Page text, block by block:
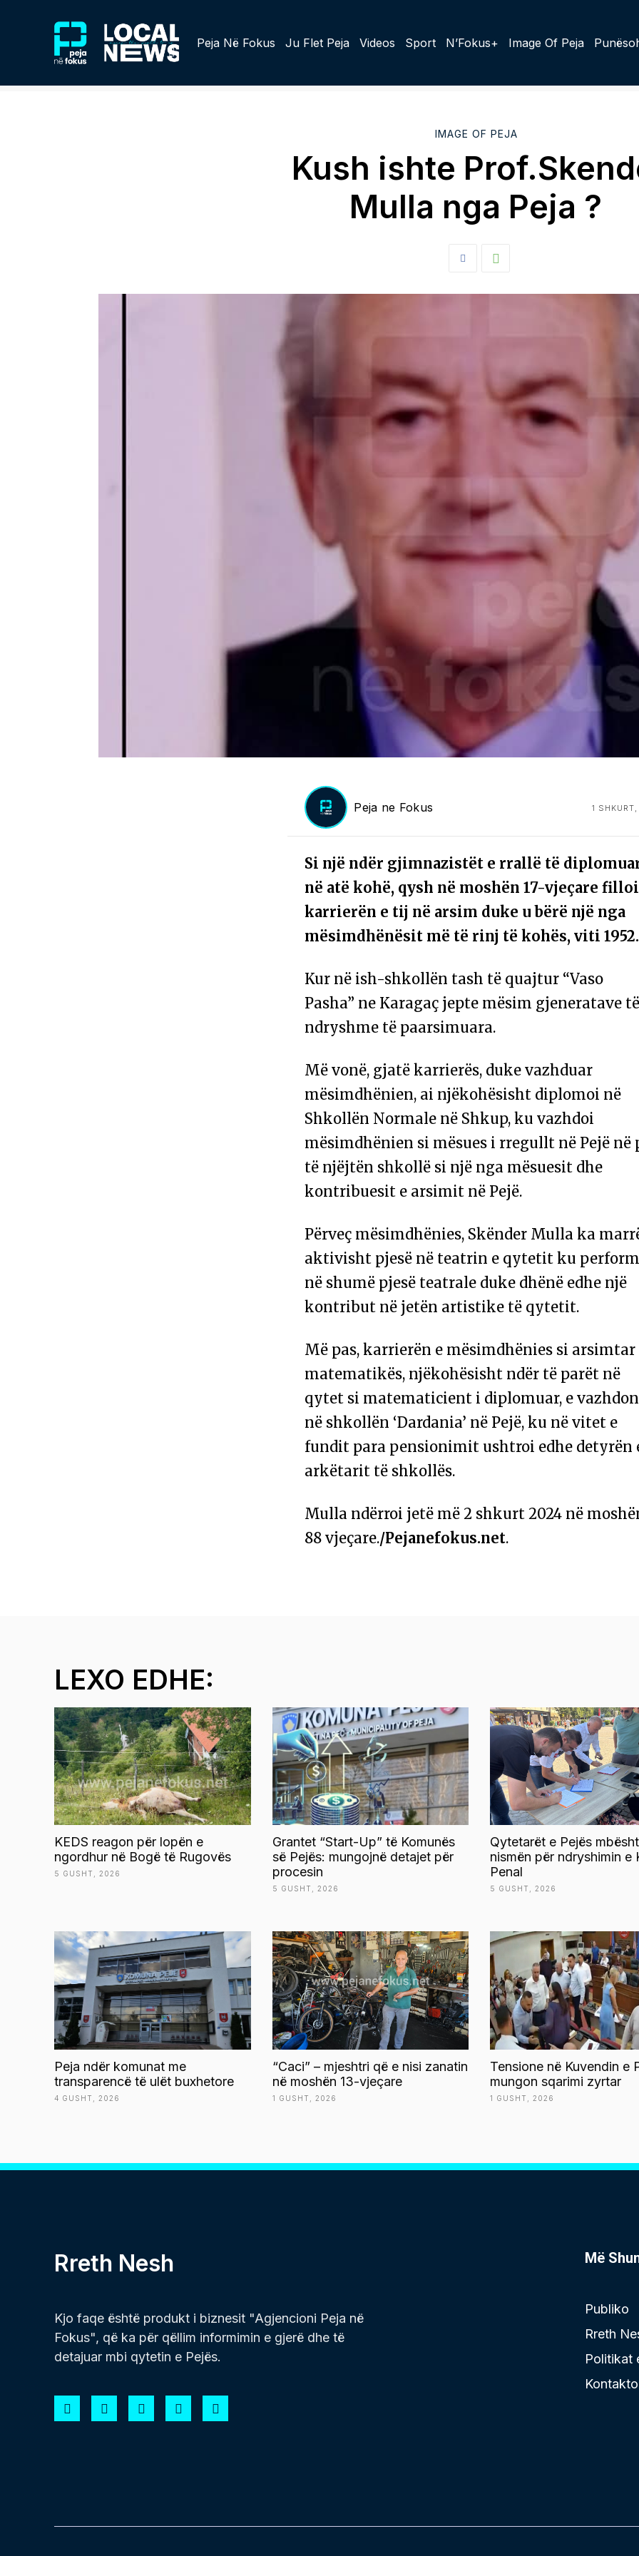
Peja Në Fokus Ju Flet Peja Videos Sport N’Fokus+ Image Of Peja
IMAGE OF PEJA
Kush ishte
Mulla nga Peja ?
Peja ne Fokus 1
Si një ndër gjimnazistët e rrallë të
në atë kohë, qysh në moshën 17-vjeçare filloi
karrierën e tij në arsim duke u bërë një nga
mësimdhënësit më të rinj të kohës, viti 1952.
Kur në ish-shkollën tash të quajtur “Vaso
Pasha” ne Karagaç jepte mësim gjeneratave të
ndryshme të paarsimuara.
Më vonë, gjatë karrierës, duke vazhduar
mësimdhënien, ai njëkohësisht diplomoi në
Shkollën Normale në Shkup, ku vazhdoi
mësimdhënien si mësues i rregullt në Pejë në
të njëjtën shkollë si një nga mësuesit dhe
kontribuesit e arsimit në Pejë.
Përveç mësimdhënies, Skënder Mulla ka
aktivisht pjesë në teatrin e qytetit ku
në shumë pjesë teatrale duke dhënë edhe një
kontribut në jetën artistike të qytetit.
Më pas, karrierën e mësimdhënies si arsimtar
matematikës, njëkohësisht ndër të parët në
qytet si matematicient i diplomuar, e vazhdon
në shkollën ‘Dardania’ në Pejë, ku në vitet e
fundit para pensionimit ushtroi edhe detyrën
arkëtarit të shkollës.
Mulla ndërroi jetë më 2 shkurt 2024 në
88 vjeçare./Pejanefokus.net.
LEXO EDHE:
KEDS reagon për lopën e
ngordhur në Bogë të Rugovës
5 GUSHT, 2026
Grantet “Start-Up” të Komunës
së Pejës: mungojnë detajet për
procesin
5 GUSHT, 2026
Qytetarët e Pejës
nismën për ndryshimin e
Penal
5 GUSHT, 2026
Peja ndër komunat me
transparencë të ulët buxhetore
4 GUSHT, 2026
“Caci” – mjeshtri që e nisi zanatin
në moshën 13-vjeçare
1 GUSHT, 2026
Tensione në Kuvendin e
mungon sqarimi zyrtar
1 GUSHT, 2026
Rreth Nesh
Kjo faqe është produkt i biznesit "Agjencioni Peja në
Fokus", që ka për qëllim informimin e gjerë dhe të
detajuar mbi qytetin e Pejës.
Më
Publiko
Rreth
Politikat
Kontakto